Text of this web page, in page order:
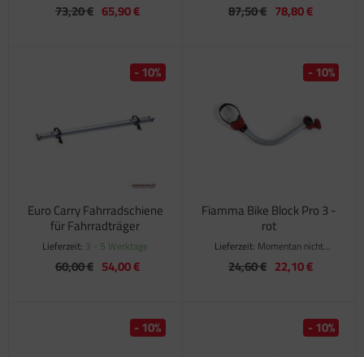
73,20 € 65,90 € 87,50 € 78,80 €
Euro Carry Fahrradschiene
für Fahrradträger
Lieferzeit: 3 - 5 Werktage
60,00 € 54,00 €
- 10%
Fiamma Bike Block Pro 3 -
rot
Lieferzeit: Momentan nicht
verfügbar
24,60 € 22,10 €
- 10%
- 10% - 10%